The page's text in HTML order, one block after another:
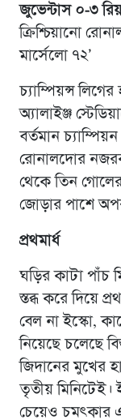
জুভেন্টাস ০-৩
ক্রিশ্চিয়ানো
‎মার্সেলো ৭২’
চ্যাম্পিয়ন্স
অ্যালাইঞ্জ
বর্তমান
রোনালদোর
থেকে তিন
জোড়ার পাশে
প্রথমার্ধ
ঘড়ির কাটা পাঁচ
স্তব্ধ করে দিয়ে
বেল না ইস্কো,
নিয়েছে চলেছে
জিদানের মুখের
তৃতীয়
চেয়েও চমৎকার